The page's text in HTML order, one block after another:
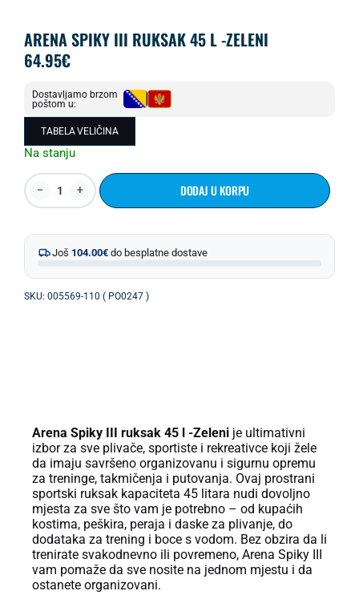
ARENA SPIKY III RUKSAK 45 L -ZELENI
64.95€
Dostavljamo brzom
poštom u:
TABELA VELIČINA
Na stanju
DODAJ U KORPU
Još 104.00€ do besplatne dostave
SKU: 005569-110 ( PO0247 )
Arena Spiky III ruksak 45 l -Zeleni je ultimativni
izbor za sve plivače, sportiste i rekreativce koji žele
da imaju savršeno organizovanu i sigurnu opremu
za treninge, takmičenja i putovanja. Ovaj prostrani
sportski ruksak kapaciteta 45 litara nudi dovoljno
mjesta za sve što vam je potrebno – od kupaćih
kostima, peškira, peraja i daske za plivanje, do
dodataka za trening i boce s vodom. Bez obzira da li
trenirate svakodnevno ili povremeno, Arena Spiky III
vam pomaže da sve nosite na jednom mjestu i da
ostanete organizovani.